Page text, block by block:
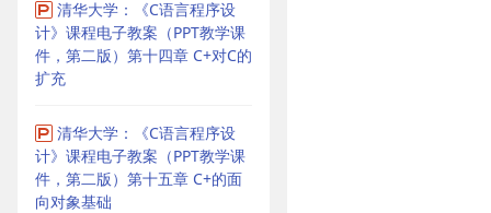
清华大学：《C语言程序设
计》课程电子教案（PPT教学课
件，第二版）第十四章 C+对C的
扩充
清华大学：《C语言程序设
计》课程电子教案（PPT教学课
件，第二版）第十五章 C+的面
向对象基础